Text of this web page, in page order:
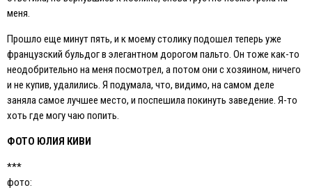
меня.
Прошло еще минут пять, и к моему столику подошел теперь уже
французский бульдог в элегантном дорогом пальто. Он тоже как-то
неодобрительно на меня посмотрел, а потом они с хозяином, ничего
и не купив, удалились. Я подумала, что, видимо, на самом деле
заняла самое лучшее место, и поспешила покинуть заведение. Я-то
хоть где могу чаю попить.
ФОТО ЮЛИЯ КИВИ
***
фото: